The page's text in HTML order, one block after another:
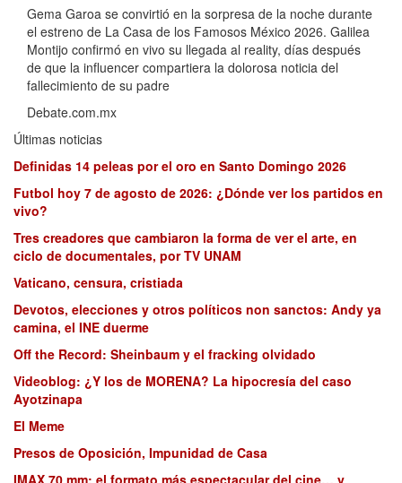
Gema Garoa se convirtió en la sorpresa de la noche durante
el estreno de La Casa de los Famosos México 2026. Galilea
Montijo confirmó en vivo su llegada al reality, días después
de que la influencer compartiera la dolorosa noticia del
fallecimiento de su padre
Debate.com.mx
Últimas noticias
Definidas 14 peleas por el oro en Santo Domingo 2026
Futbol hoy 7 de agosto de 2026: ¿Dónde ver los partidos en
vivo?
Tres creadores que cambiaron la forma de ver el arte, en
ciclo de documentales, por TV UNAM
Vaticano, censura, cristiada
Devotos, elecciones y otros políticos non sanctos: Andy ya
camina, el INE duerme
Off the Record: Sheinbaum y el fracking olvidado
Videoblog: ¿Y los de MORENA? La hipocresía del caso
Ayotzinapa
El Meme
Presos de Oposición, Impunidad de Casa
IMAX 70 mm: el formato más espectacular del cine… y